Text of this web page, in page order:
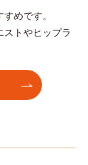
めです。
ストやヒップラ